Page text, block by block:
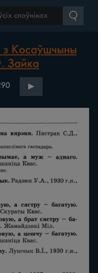
з Косаўшчыны
Зайка
▶